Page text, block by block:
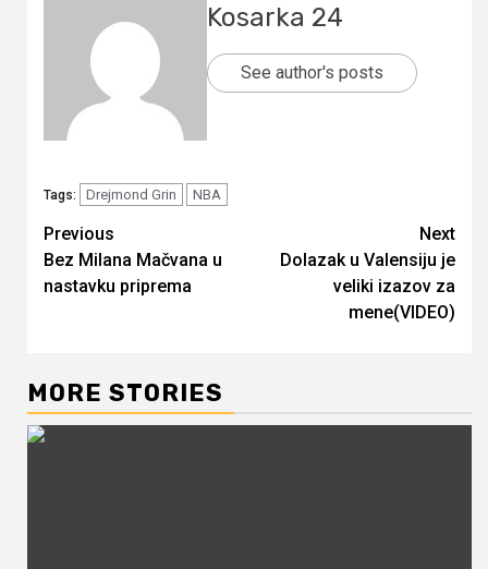
Kosarka 24
See author's posts
Tags: Drejmond Grin NBA
Continue
Reading
Previous
Bez Milana Mačvana u
nastavku priprema
Next
Dolazak u Valensiju je
veliki izazov za
mene(VIDEO)
MORE STORIES